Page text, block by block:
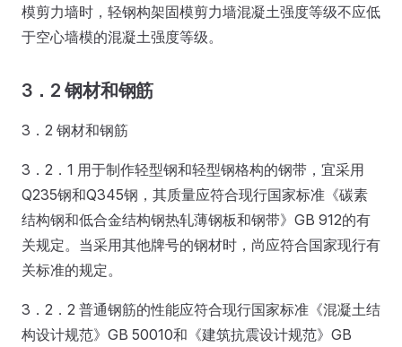
模剪力墙时，轻钢构架固模剪力墙混凝土强度等级不应低
于空心墙模的混凝土强度等级。
3．2 钢材和钢筋
3．2 钢材和钢筋
3．2．1 用于制作轻型钢和轻型钢格构的钢带，宜采用
Q235钢和Q345钢，其质量应符合现行国家标准《碳素
结构钢和低合金结构钢热轧薄钢板和钢带》GB 912的有
关规定。当采用其他牌号的钢材时，尚应符合国家现行有
关标准的规定。
3．2．2 普通钢筋的性能应符合现行国家标准《混凝土结
构设计规范》GB 50010和《建筑抗震设计规范》GB